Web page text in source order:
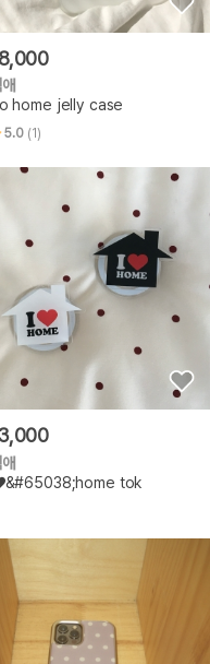
home jelly case
5.0 (1)
tok